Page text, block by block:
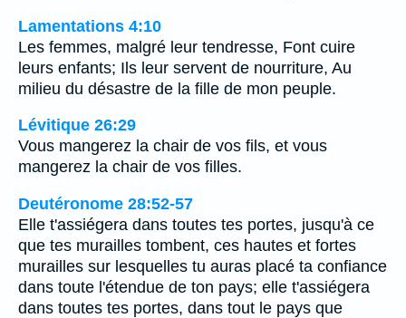
Lamentations 4:10
Les femmes, malgré leur tendresse, Font cuire
leurs enfants; Ils leur servent de nourriture, Au
milieu du désastre de la fille de mon peuple.
Lévitique 26:29
Vous mangerez la chair de vos fils, et vous
mangerez la chair de vos filles.
Deutéronome 28:52-57
Elle t'assiégera dans toutes tes portes, jusqu'à ce
que tes murailles tombent, ces hautes et fortes
murailles sur lesquelles tu auras placé ta confiance
dans toute l'étendue de ton pays; elle t'assiégera
dans toutes tes portes, dans tout le pays que